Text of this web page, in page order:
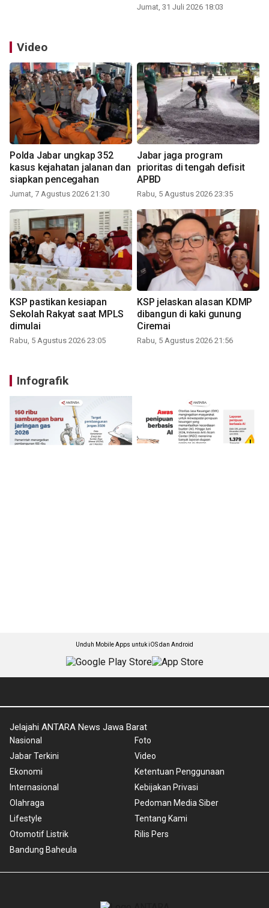
Jumat, 31 Juli 2026 18:03
Video
Polda Jabar ungkap 352
kasus kejahatan jalanan dan
siapkan pencegahan
Jumat, 7 Agustus 2026 21:30
Jabar jaga program
prioritas di tengah defisit
APBD
Rabu, 5 Agustus 2026 23:35
KSP pastikan kesiapan
Sekolah Rakyat saat MPLS
dimulai
Rabu, 5 Agustus 2026 23:05
KSP jelaskan alasan KDMP
dibangun di kaki gunung
Ciremai
Rabu, 5 Agustus 2026 21:56
Infografik
Unduh Mobile Apps untuk iOS dan Android
Jelajahi ANTARA News Jawa Barat
Nasional
Jabar Terkini
Ekonomi
Internasional
Olahraga
Lifestyle
Otomotif Listrik
Bandung Baheula
Foto
Video
Ketentuan Penggunaan
Kebijakan Privasi
Pedoman Media Siber
Tentang Kami
Rilis Pers